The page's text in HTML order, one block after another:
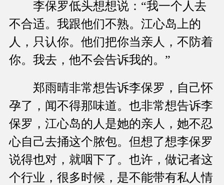
李保罗低头想想说：“我一个人去
不合适。我跟他们不熟。江心岛上的
人，只认你。他们把你当亲人，不防着
你。我去，他不会告诉我的。”
郑雨晴非常想告诉李保罗，自己怀
孕了，闻不得那味道。也非常想告诉李
保罗，江心岛的人是她的亲人，她不忍
心自己去捅这个脓包。但想了想李保罗
说得也对，就咽下了。也许，做记者这
个行业，很多时候，是不能带有私人情